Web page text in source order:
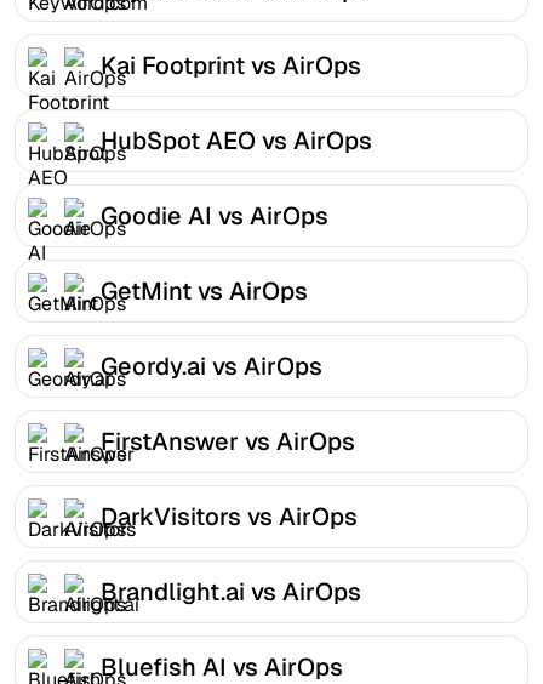
Kai Footprint vs AirOps
HubSpot AEO vs AirOps
Goodie AI vs AirOps
GetMint vs AirOps
Geordy.ai vs AirOps
FirstAnswer vs AirOps
DarkVisitors vs AirOps
Brandlight.ai vs AirOps
Bluefish AI vs AirOps